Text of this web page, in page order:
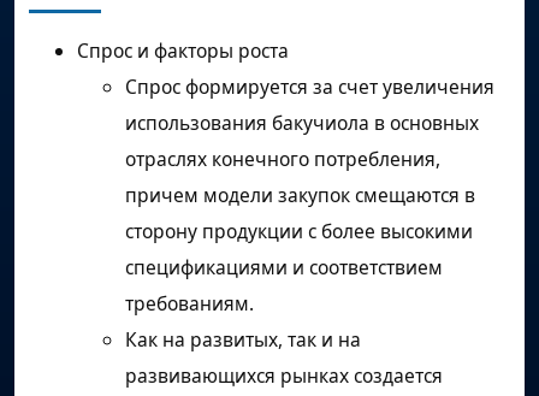
Спрос и факторы роста
Спрос формируется за счет увеличения
использования бакучиола в основных
отраслях конечного потребления,
причем модели закупок смещаются в
сторону продукции с более высокими
спецификациями и соответствием
требованиям.
Как на развитых, так и на
развивающихся рынках создается